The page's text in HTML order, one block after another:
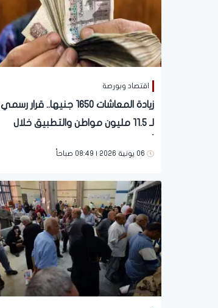
اقتصاد وبورصة
زيادة المعاشات 1650 جنيها.. قرار رسمي
لـ 11.5 مليون مواطن والتطبيق خلال
06 يونية 2026 | 08:49 صباحاً